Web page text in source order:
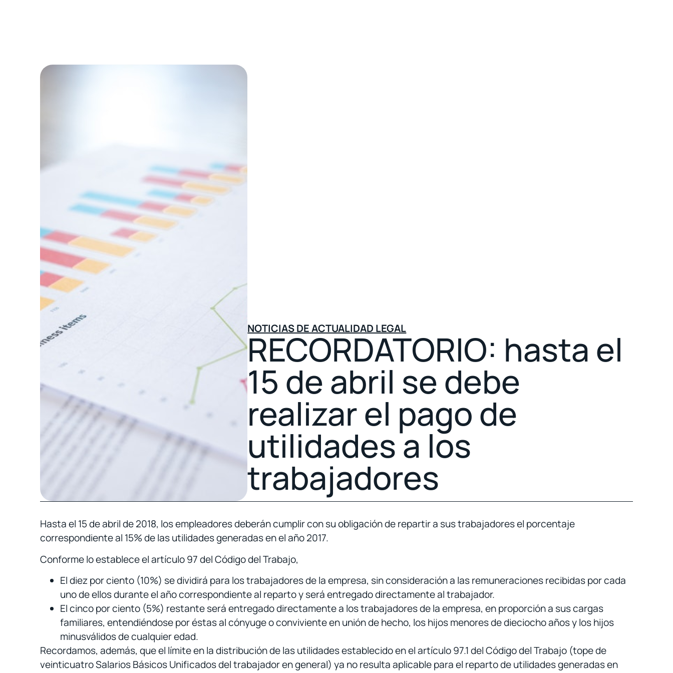
NOTICIAS DE ACTUALIDAD LEGAL
RECORDATORIO: hasta el
15 de abril se debe
realizar el pago de
utilidades a los
trabajadores
Hasta el 15 de abril de 2018, los empleadores deberán cumplir con su obligación de repartir a sus trabajadores el porcentaje
correspondiente al 15% de las utilidades generadas en el año 2017.
Conforme lo establece el artículo 97 del Código del Trabajo,
El diez por ciento (10%) se dividirá para los trabajadores de la empresa, sin consideración a las remuneraciones recibidas por cada
uno de ellos durante el año correspondiente al reparto y será entregado directamente al trabajador.
El cinco por ciento (5%) restante será entregado directamente a los trabajadores de la empresa, en proporción a sus cargas
familiares, entendiéndose por éstas al cónyuge o conviviente en unión de hecho, los hijos menores de dieciocho años y los hijos
minusválidos de cualquier edad.
Recordamos, además, que el límite en la distribución de las utilidades establecido en el artículo 97.1 del Código del Trabajo (tope de
veinticuatro Salarios Básicos Unificados del trabajador en general) ya no resulta aplicable para el reparto de utilidades generadas en